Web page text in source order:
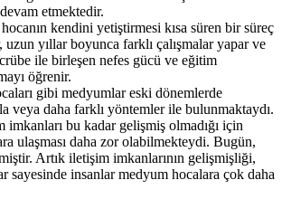
etmektedir.
kendini yetiştirmesi kısa süren bir süreç
yıllar boyunca farklı çalışmalar yapar ve
ile birleşen nefes gücü ve eğitim
öğrenir.
gibi medyumlar eski dönemlerde
veya daha farklı yöntemler ile bulunmaktaydı.
imkanları bu kadar gelişmiş olmadığı için
ulaşması daha zor olabilmekteydi. Bugün,
Artık iletişim imkanlarının gelişmişliği,
sayesinde insanlar medyum hocalara çok daha